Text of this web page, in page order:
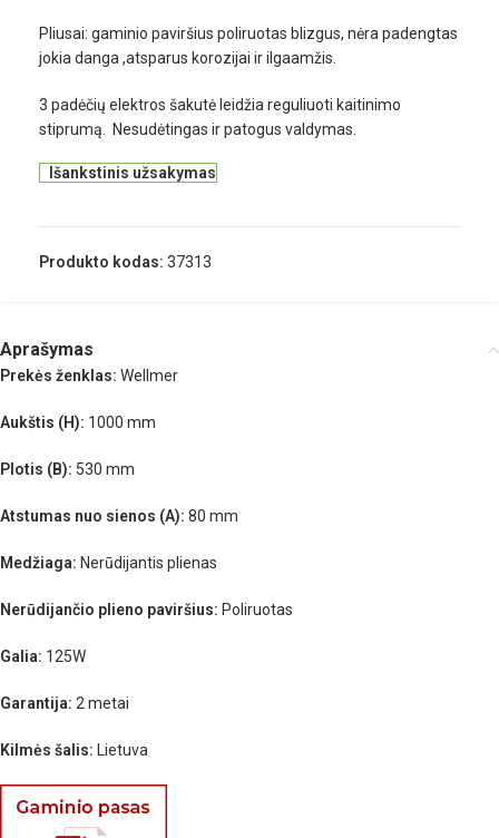
Pliusai: gaminio paviršius poliruotas blizgus, nėra padengtas
jokia danga ,atsparus korozijai ir ilgaamžis.
3 padėčių elektros šakutė leidžia reguliuoti kaitinimo
stiprumą. Nesudėtingas ir patogus valdymas.
Išankstinis užsakymas
Produkto kodas: 37313
Aprašymas
Prekės ženklas: Wellmer
Aukštis (H): 1000 mm
Plotis (B): 530 mm
Atstumas nuo sienos (A): 80 mm
Medžiaga: Nerūdijantis plienas
Nerūdijančio plieno paviršius: Poliruotas
Galia: 125W
Garantija: 2 metai
Kilmės šalis: Lietuva